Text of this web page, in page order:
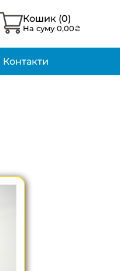
Кошик (0)
На суму0,00₴
Контакти